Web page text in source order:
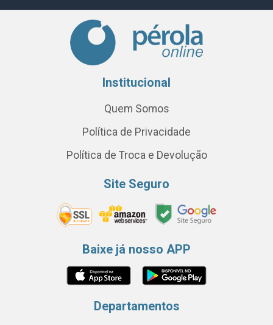
Institucional
Quem Somos
Política de Privacidade
Política de Troca e Devolução
Site Seguro
Baixe já nosso APP
Departamentos